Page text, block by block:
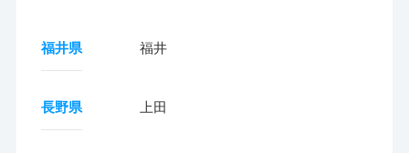
福井県 福井
長野県 上田